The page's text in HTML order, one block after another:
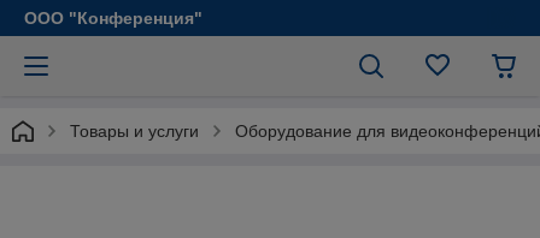
ООО "Конференция"
Товары и услуги Оборудование для